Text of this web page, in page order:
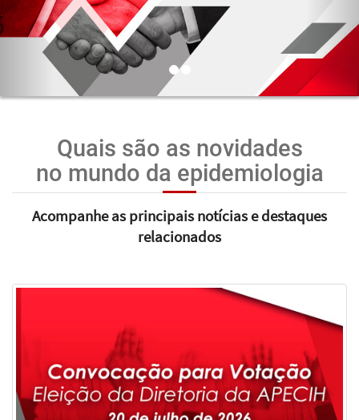
Quais são as novidades
no mundo da epidemiologia
Acompanhe as principais notícias e destaques
relacionados